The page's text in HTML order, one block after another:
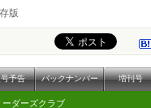
版
予告 バックナンバー 増刊号
ーダーズクラブ